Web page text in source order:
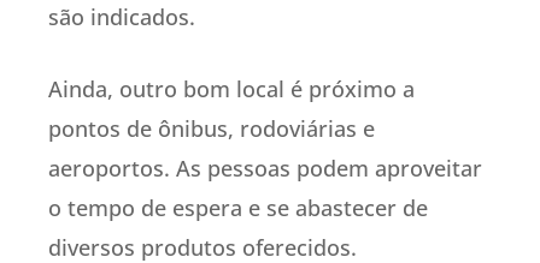
são indicados.
Ainda, outro bom local é próximo a
pontos de ônibus, rodoviárias e
aeroportos. As pessoas podem aproveitar
o tempo de espera e se abastecer de
diversos produtos oferecidos.